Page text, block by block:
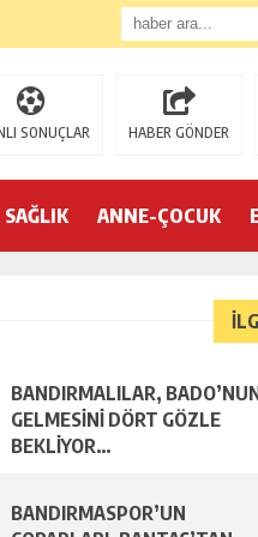
SONUÇLAR HABER GÖNDER
SAĞLIK ANNE-ÇOCUK
BANDIRMALILAR,
GELMESİNİ DÖRT GÖZLE
BEKLİYOR…
BANDIRMASPOR’UN